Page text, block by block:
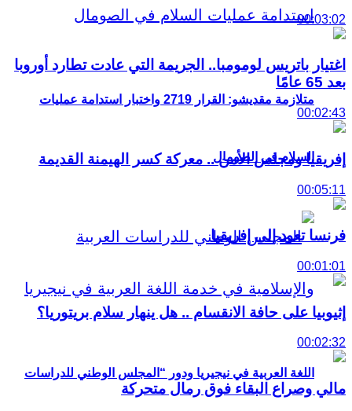
متلازمة مقديشو: القرار 2719 واختبار استدامة عمليات
السلام في الصومال
اللغة العربية في نيجيريا ودور “المجلس الوطني للدراسات
00:03:02
اغتيار باتريس لومومبا.. الجريمة التي عادت تطارد أوروبا
بعد 65 عامًا
00:02:43
إفريقيا ومجلس الأمن .. معركة كسر الهيمنة القديمة
00:05:11
فرنسا تعود إلى إفريقيا
00:01:01
إثيوبيا على حافة الانقسام .. هل ينهار سلام بريتوريا؟
00:02:32
مالي وصراع البقاء فوق رمال متحركة